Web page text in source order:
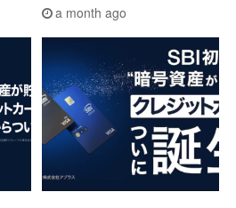
a month ago